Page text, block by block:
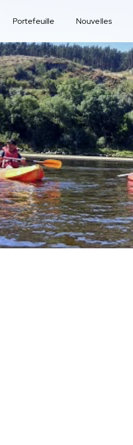
Portefeuille Nouvelles